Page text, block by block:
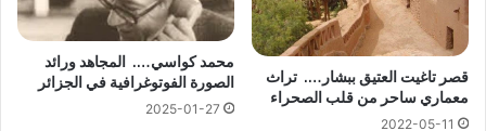
قصر تاغيت العتيق ببشار…. تراث
معماري ساحر من قلب الصحراء
2022-05-11
محمد كواسي…. المجاهد ورائد
الصورة الفوتوغرافية في الجزائر
2025-01-27